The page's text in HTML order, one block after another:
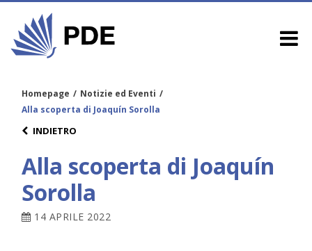
Homepage / Notizie ed Eventi /
Alla scoperta di Joaquín Sorolla
INDIETRO
Alla scoperta di Joaquín
Sorolla
14 APRILE 2022